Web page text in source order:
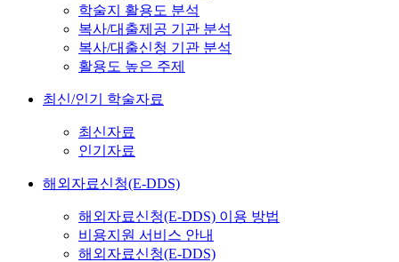
학술지 활용도 분석
복사/대출제공 기관 분석
복사/대출신청 기관 분석
활용도 높은 주제
최신/인기 학술자료
최신자료
인기자료
해외자료신청(E-DDS)
해외자료신청(E-DDS) 이용 방법
비용지원 서비스 안내
해외자료신청(E-DDS)